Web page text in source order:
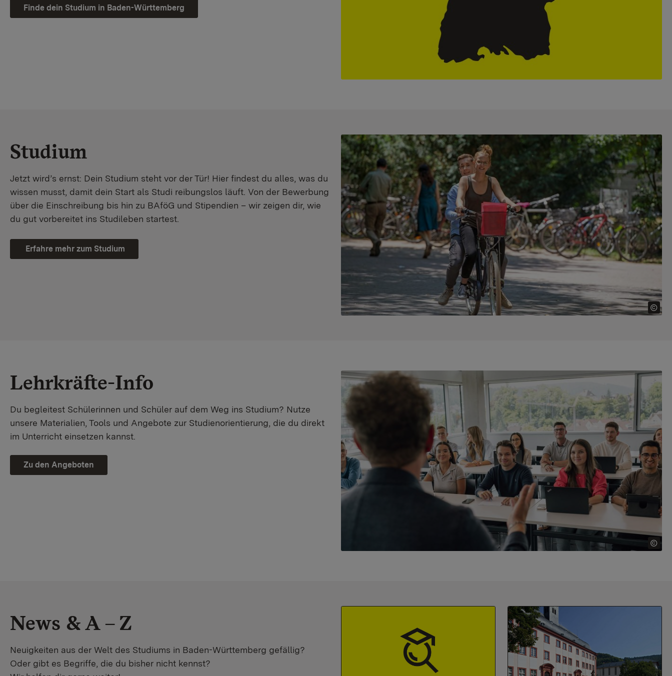
Finde dein Studium in Baden-Württemberg
Studium
Jetzt wird’s ernst: Dein Studium steht vor der Tür! Hier findest du alles, was du
wissen musst, damit dein Start als Studi reibungslos läuft. Von der Bewerbung
über die Einschreibung bis hin zu BAföG und Stipendien – wir zeigen dir, wie
du gut vorbereitet ins Studileben startest.
Erfahre mehr zum Studium
Lehrkräfte-Info
Du begleitest Schülerinnen und Schüler auf dem Weg ins Studium? Nutze
unsere Materialien, Tools und Angebote zur Studienorientierung, die du direkt
im Unterricht einsetzen kannst.
Zu den Angeboten
News & A – Z
Neuigkeiten aus der Welt des Studiums in Baden-Württemberg gefällig?
Oder gibt es Begriffe, die du bisher nicht kennst?